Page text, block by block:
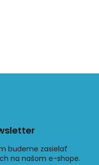
budeme zasielať
na našom e-shope.